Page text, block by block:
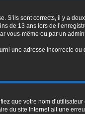
S’ils sont corrects, il y a
de 13 ans lors de
vous-même ou par un
une adresse incorrecte
que votre nom
du site Internet ait une